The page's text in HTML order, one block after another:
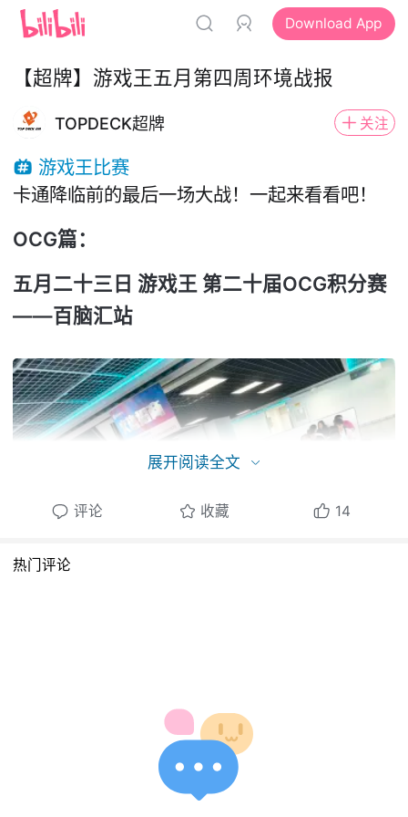
Download App
【超牌】游戏王五月第四周环境战报
TOPDECK超牌 关注
游戏王比赛
卡通降临前的最后一场大战！一起来看看吧！
OCG篇：
五月二十三日 游戏王 第二十届OCG积分赛
——百脑汇站
展开阅读全文
评论 收藏 14
热门评论